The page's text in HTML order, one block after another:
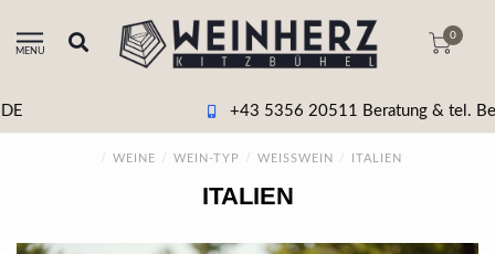
MENU
0
+43 5356 20511 Beratung & tel. Bestellung
/ WEINE / WEIN-TYP / WEISSWEIN / ITALIEN
ITALIEN